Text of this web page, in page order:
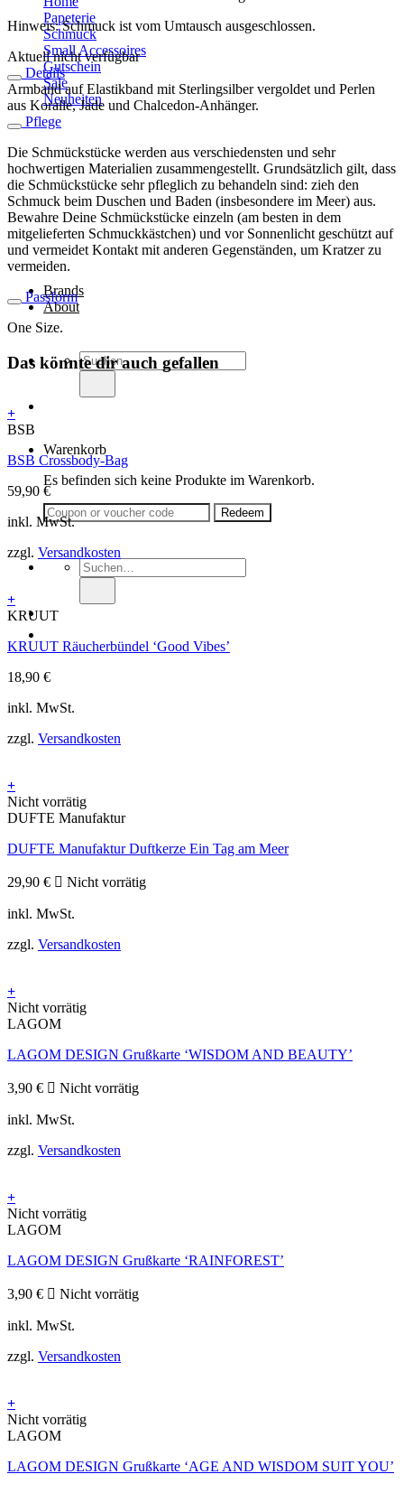
Papeterie
Schmuck
Small Accessoires
Gutschein
Sale
Neuheiten
Brands
About
Suche
nach:
Warenkorb
Es befinden sich keine Produkte im Warenkorb.
Suche
nach:
Hinweis: Schmuck ist vom Umtausch ausgeschlossen.
Aktuell nicht verfügbar
Details
Armband auf Elastikband mit Sterlingsilber vergoldet und Perlen
aus Koralle, Jade und Chalcedon-Anhänger.
Pflege
Die Schmückstücke werden aus verschiedensten und sehr
hochwertigen Materialien zusammengestellt. Grundsätzlich gilt, dass
die Schmückstücke sehr pfleglich zu behandeln sind: zieh den
Schmuck beim Duschen und Baden (insbesondere im Meer) aus.
Bewahre Deine Schmückstücke einzeln (am besten in dem
mitgelieferten Schmuckkästchen) und vor Sonnenlicht geschützt auf
und vermeidet Kontakt mit anderen Gegenständen, um Kratzer zu
vermeiden.
Passform
One Size.
Das könnte dir auch gefallen
+
BSB
BSB Crossbody-Bag
59,90 €
inkl. MwSt.
zzgl. Versandkosten
+
KRUUT
KRUUT Räucherbündel ‘Good Vibes’
18,90 €
inkl. MwSt.
zzgl. Versandkosten
+
Nicht vorrätig
DUFTE Manufaktur
DUFTE Manufaktur Duftkerze Ein Tag am Meer
29,90 € Nicht vorrätig
inkl. MwSt.
zzgl. Versandkosten
+
Nicht vorrätig
LAGOM
LAGOM DESIGN Grußkarte ‘WISDOM AND BEAUTY’
3,90 € Nicht vorrätig
inkl. MwSt.
zzgl. Versandkosten
+
Nicht vorrätig
LAGOM
LAGOM DESIGN Grußkarte ‘RAINFOREST’
3,90 € Nicht vorrätig
inkl. MwSt.
zzgl. Versandkosten
+
Nicht vorrätig
LAGOM
LAGOM DESIGN Grußkarte ‘AGE AND WISDOM SUIT YOU’